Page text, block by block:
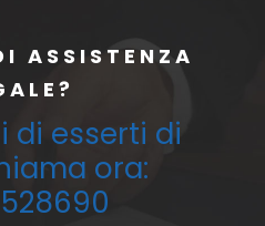
ASSISTENZA
di esserti di
ora: